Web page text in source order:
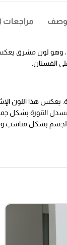
مراجعات (146)
، وهو لون مشرق
الفستان.
يعكس هذا اللون
تنسدل التنورة
بشكل مناسب